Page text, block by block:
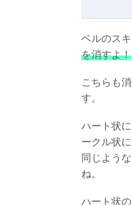
ベルのスキ
を消すよ！
こちらも
す。
ハート状
ークル状
同じよう
ね。
ハート状